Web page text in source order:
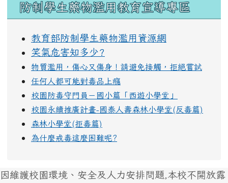
防制學生藥物濫用教育宣導專區
教育部防制學生藥物濫用資源網
笑氣危害知多少?
物質濫用，傷心又傷身！請避免接觸，拒絕嘗試
任何人都可能對毒品上癮
校園防毒守門員－國小篇「西遊小學堂」
校園永續推廣計畫-國泰人壽森林小學堂(反毒篇)
森林小學堂(拒毒篇)
為什麼戒毒這麼困難呢?
因維護校園環境、安全及人力安排問題,本校不開放露